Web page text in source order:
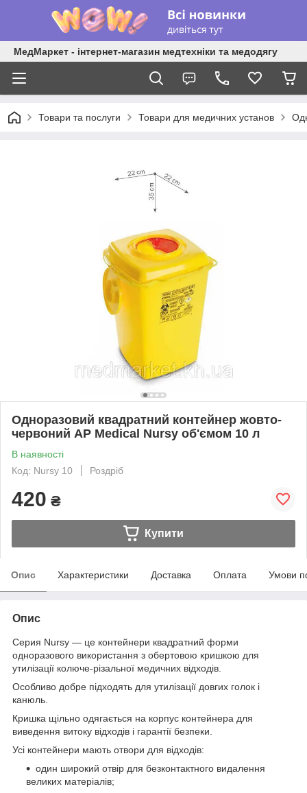
МедМаркет - інтернет-магазин медтехніки та медодягу
Товари та послуги Товари для медичних установ
Одноразовий квадратний контейнер жовто-
червоний AP Medical Nursy об'ємом 10 л
В наявності
Код: Nursy 10
Роздріб
420 ₴
Купити
Опис Характеристики Доставка Оплата Умови
Опис
Серия Nursy — це контейнери квадратний форми
одноразового використання з обертовою кришкою для
утилізації колюче-різальної медичних відходів.
Особливо добре підходять для утилізації довгих голок і
канюль.
Кришка щільно одягається на корпус контейнера для
виведення витоку відходів і гарантії безпеки.
Усі контейнери мають отвори для відходів:
один широкий отвір для безконтактного видалення
великих матеріалів;